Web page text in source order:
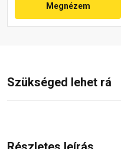
Megnézem
Szükséged lehet rá